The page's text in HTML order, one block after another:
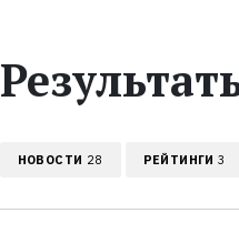
НОВОСТИ 28 РЕЙТИНГИ 3